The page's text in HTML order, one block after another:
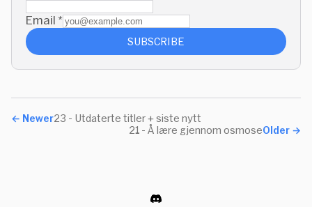
Email *
SUBSCRIBE
← Newer23 - Utdaterte titler + siste nytt
Older →
21 - Å lære gjennom osmose